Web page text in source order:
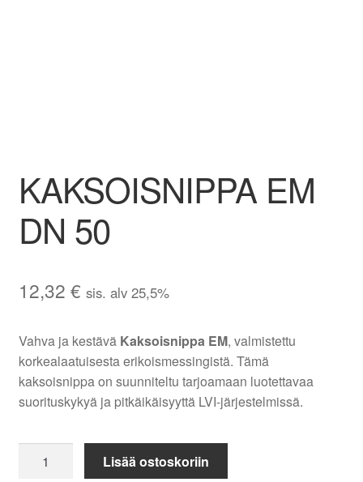
KAKSOISNIPPA EM
DN 50
12,32 € sis. alv 25,5%
Vahva ja kestävä Kaksoisnippa EM, valmistettu
korkealaatuisesta erikoismessingistä. Tämä
kaksoisnippa on suunniteltu tarjoamaan luotettavaa
suorituskykyä ja pitkäikäisyyttä LVI-järjestelmissä.
KAKSOISNIPPALisää ostoskoriin